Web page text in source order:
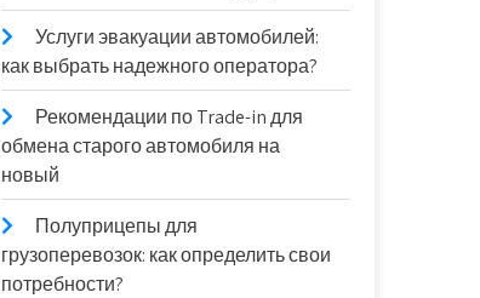
Услуги эвакуации автомобилей:
как выбрать надежного оператора?
Рекомендации по Trade-in для
обмена старого автомобиля на
новый
Полуприцепы для
грузоперевозок: как определить свои
потребности?